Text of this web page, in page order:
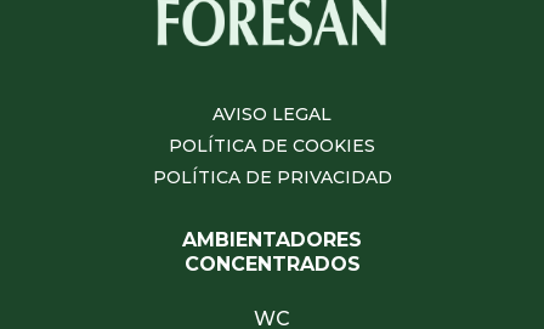
AVISO LEGAL
POLÍTICA DE COOKIES
POLÍTICA DE PRIVACIDAD
AMBIENTADORES
CONCENTRADOS
WC